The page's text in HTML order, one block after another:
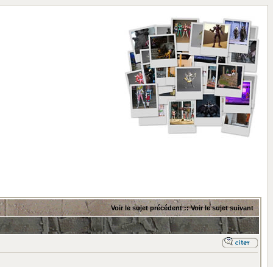
Voir le sujet précédent::Voir le sujet suivant